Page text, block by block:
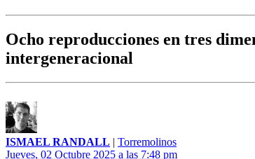
Ocho reproducciones en tres
intergeneracional
ISMAEL RANDALL | Torremolinos
Jueves, 02 Octubre 2025 a las 7:48 pm